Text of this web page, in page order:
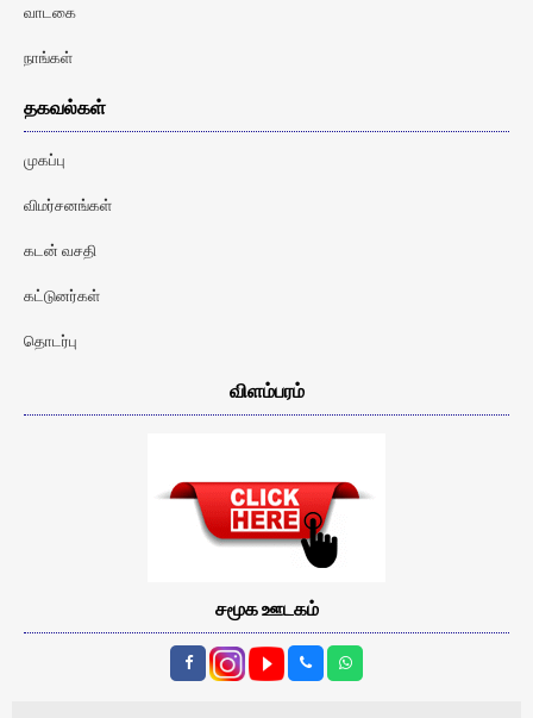
வாடகை
நாங்கள்
தகவல்கள்
முகப்பு
விமர்சனங்கள்
கடன் வசதி
கட்டுனர்கள்
தொடர்பு
விளம்பரம்
சமூக ஊடகம்